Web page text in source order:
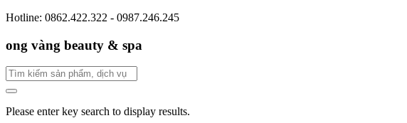
Hotline: 0862.422.322 - 0987.246.245
ong vàng beauty & spa
Please enter key search to display results.